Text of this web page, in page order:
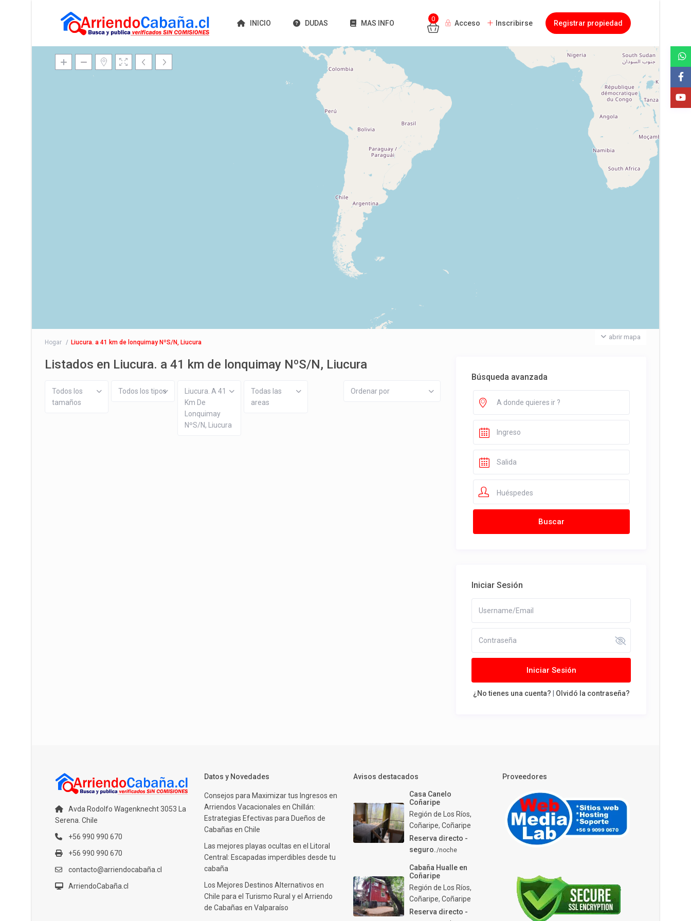
INICIO DUDAS MAS INFO
0
Acceso Inscribirse Registrar propiedad
Cargando mapas
abrir mapa
Hogar Liucura. a 41 km de lonquimay NºS/N, Liucura
Listados en Liucura. a 41 km de lonquimay NºS/N, Liucura
Todos los
tamaños
Todos los tipos
Liucura. A 41
Km De
Lonquimay
NºS/N, Liucura
Todas las
areas
Ordenar por
Búsqueda avanzada
Huéspedes
Iniciar Sesión
Iniciar Sesión
¿No tienes una cuenta? Olvidó la contraseña?
Avda Rodolfo Wagenknecht 3053 La
Serena. Chile
+56 990 990 670
+56 990 990 670
contacto@arriendocabaña.cl
ArriendoCabaña.cl
Datos y Novedades
Consejos para Maximizar tus Ingresos en
Arriendos Vacacionales en Chillán:
Estrategias Efectivas para Dueños de
Cabañas en Chile
Las mejores playas ocultas en el Litoral
Central: Escapadas imperdibles desde tu
cabaña
Los Mejores Destinos Alternativos en
Chile para el Turismo Rural y el Arriendo
de Cabañas en Valparaíso
Avisos destacados
Casa Canelo
Coñaripe
Región de Los Ríos,
Coñaripe,Coñaripe
Reserva directo -
seguro./noche
Cabaña Hualle en
Coñaripe
Región de Los Ríos,
Coñaripe,Coñaripe
Reserva directo -
Proveedores